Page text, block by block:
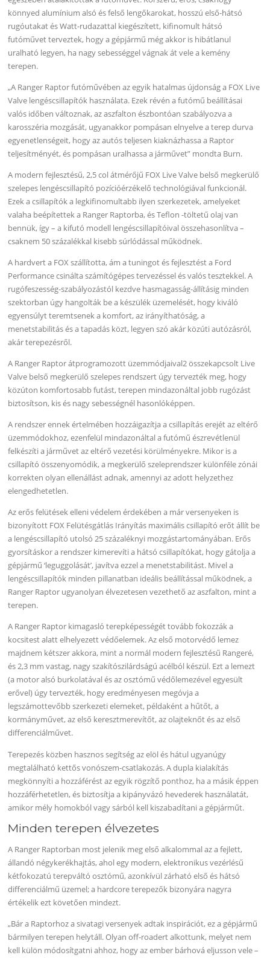
könnyed alumínium alsó és felső lengőkarokat, hosszú első-hátsó
rugóutakat és Watt-rudazattal kiegészített, kifinomult hátsó
futóművet terveztek, hogy a gépjármű még akkor is hibátlanul
uralható legyen, ha nagy sebességgel vágnak át vele a kemény
terepen.
„A Ranger Raptor futóművében az egyik hatalmas újdonság a FOX Live
Valve lengéscsillapítók használata. Ezek révén a futómű beállításai
valós időben változnak, az aszfalton észbontóan szabályozva a
karosszéria mozgását, ugyanakkor pompásan elnyelve a terep durva
egyenetlenségeit, hogy az autós teljesen kiaknázhassa a Raptor
teljesítményét, és pompásan uralhassa a járművet” mondta Burn.
A modern fejlesztésű, 2,5 col átmérőjű FOX Live Valve belső megkerülő
szelepes lengéscsillapító pozícióérzékelő technológiával funkcionál.
Ezek a csillapítók a legkifinomultabb ilyen szerkezetek, amelyeket
valaha beépítettek a Ranger Raptorba, és Teflon -töltetű olaj van
bennük, így – a kifutó modell lengéscsillapítóival összehasonlítva –
csaknem 50 százalékkal kisebb súrlódással működnek.
A hardvert a FOX szállította, ám a tuningot és fejlesztést a Ford
Performance csinálta számítógépes tervezéssel és valós tesztekkel. A
rugófeszesség-szabályozástól kezdve hasmagasság-állításig minden
szektorban úgy hangolták be a készülék üzemelését, hogy kiváló
egyensúlyt teremtsenek a komfort, az irányíthatóság, a
menetstabilitás és a tapadás közt, legyen szó akár közúti autózásról,
akár terepezésről.
A Ranger Raptor átprogramozott üzemmódjaival2 összekapcsolt Live
Valve belső megkerülő szelepes rendszert úgy tervezték meg, hogy
közúton komfortosabb futást, terepen mindazonáltal jobb rugózást
biztosítson, kis és nagy sebességnél hasonlóképpen.
A rendszer ennek értelmében hozzáigazítja a csillapítás erejét az eltérő
üzemmódokhoz, ezenfelül mindazonáltal a futómű észrevétlenül
felkészíti a járművet az eltérő vezetési körülményekre. Mikor is a
csillapító összenyomódik, a megkerülő szeleprendszer különféle zónái
korrekten olyan ellenállást adnak, amennyi az adott helyzethez
elengedhetetlen.
Az erős felütések elleni védelem érdekében a már versenyeken is
bizonyított FOX Felütésgátlás Irányítás maximális csillapító erőt állít be
a lengéscsillapító utolsó 25 százaléknyi mozgástartományában. Erős
gyorsításkor a rendszer kimerevíti a hátsó csillapítókat, hogy gátolja a
gépjármű ‘leguggolását’, javítva ezzel a menetstabilitást. Mivel a
lengéscsillapítók minden pillanatban ideális beállítással működnek, a
Ranger Raptor ugyanolyan élvezetesen vezethető az aszfalton, mint a
terepen.
A Ranger Raptor kimagasló terepképességét tovább fokozzák a
kocsitest alatt elhelyezett védőelemek. Az első motorvédő lemez
majdnem kétszer akkora, mint a normál modern fejlesztésű Rangeré,
és 2,3 mm vastag, nagy szakítószilárdságú acélból készül. Ezt a lemezt
(a motor alsó burkolatával és az osztómű védőlemezével egyesült
erővel) úgy tervezték, hogy eredményesen megóvja a
legszámottevőbb szerkezeti elemeket, példaként a hűtőt, a
kormányművet, az első keresztmerevítőt, az olajteknőt és az első
differenciálművet.
Terepezés közben hasznos segítség az elöl és hátul ugyanúgy
megtalálható kettős vonószem-csatlakozás. A dupla kialakítás
megkönnyíti a hozzáférést az egyik rögzítő ponthoz, ha a másik éppen
hozzáférhetetlen, és biztosítja a kipányvázó hevederek használatát,
amikor mély homokból vagy sárból kell kiszabadítani a gépjárműt.
Minden terepen élvezetes
A Ranger Raptorban most jelenik meg első alkalommal az a fejlett,
állandó négykerékhajtás, ahol egy modern, elektronikus vezérlésű
kétfokozatú terepváltó osztómű, azonkívül zárható első és hátsó
differenciálmű üzemel; a hardcore terepezők bizonyára nagyra
értékelik ezt követően mindezt.
„Bár a Raptorhoz a sivatagi versenyek adtak inspirációt, ez a gépjármű
bármilyen terepen helytáll. Olyan off-roadert alkottunk, melyet nem
kell külön módosítgatni ahhoz, hogy az ember bárhová eljusson vele –